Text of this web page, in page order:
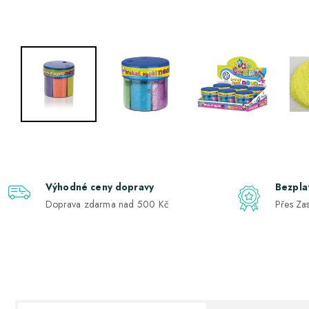
Výhodné ceny dopravy
Doprava zdarma nad 500 Kč
Přes